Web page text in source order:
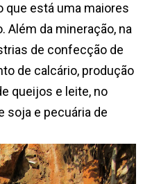
que está uma maiores
Além da mineração, na
de confecção de
de calcário, produção
queijos e leite, no
soja e pecuária de